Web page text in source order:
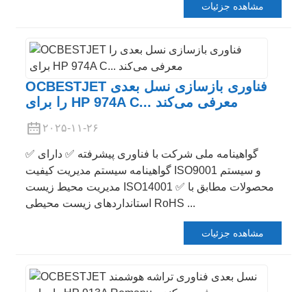
مشاهده جزئیات
OCBESTJET فناوری بازسازی نسل بعدی
را برای HP 974A C... معرفی می‌کند
۲۰۲۵-۱۱-۲۶
✅ گواهینامه ملی شرکت با فناوری پیشرفته ✅ دارای
گواهینامه سیستم مدیریت کیفیت ISO9001 و سیستم
مدیریت محیط زیست ISO14001 ✅ محصولات مطابق با
استانداردهای زیست محیطی RoHS ...
مشاهده جزئیات